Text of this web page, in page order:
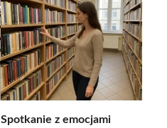
Spotkanie z emocjami